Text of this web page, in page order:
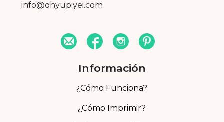
info@ohyupiyei.com
Información
¿Cómo Funciona?
¿Cómo Imprimir?